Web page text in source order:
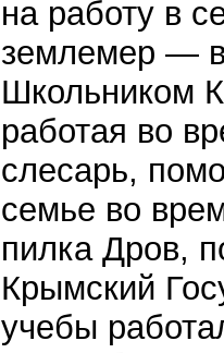
на работу в
землемер —
Школьником
работая во
слесарь,
семье во
пилка Дров,
Крымский
учебы